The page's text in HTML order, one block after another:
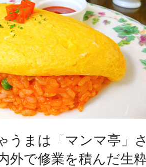
うまは「マンマ亭」
外で修業を積んだ生